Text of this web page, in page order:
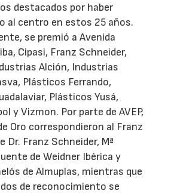
destacados por haber
al centro en estos 25 años.
se premió a Avenida
Cipasi, Franz Schneider,
Alción, Industrias
Plásticos Ferrando,
Plásticos Yusá,
y Vizmon. Por parte de AVEP,
Oro correspondieron al Franz
Dr. Franz Schneider, Mª
de Weidner Ibérica y
de Almuplas, mientras que
de reconocimiento se